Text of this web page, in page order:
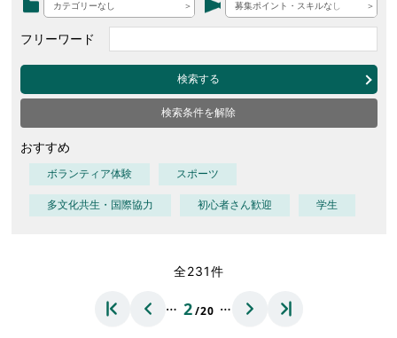
カテゴリーなし 募集ポイント・スキルなし
フリーワード
検索する
検索条件を解除
おすすめ
ボランティア体験 スポーツ
多文化共生・国際協力 初心者さん歓迎 学生
全231件
… 2/20 …